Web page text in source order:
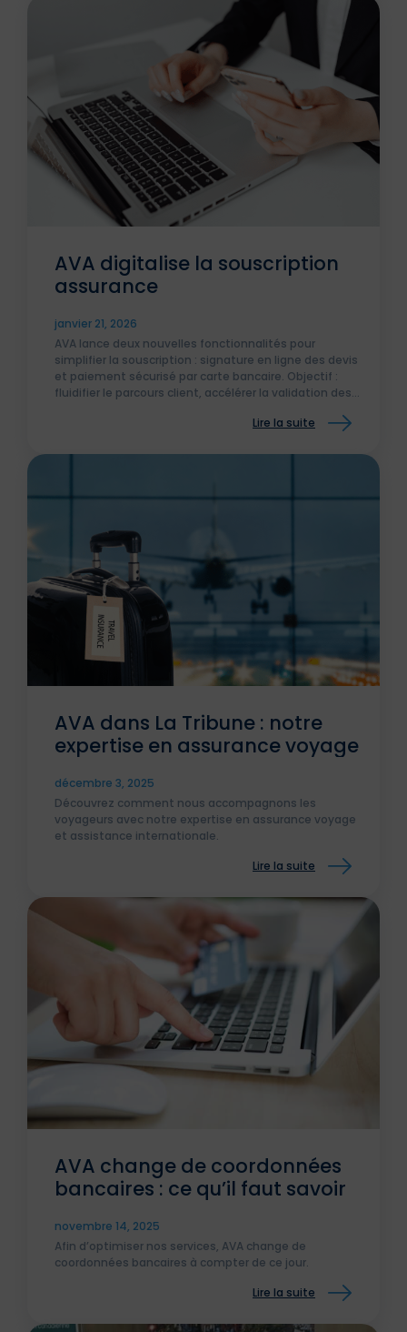
AVA digitalise la souscription
assurance
janvier 21, 2026
AVA lance deux nouvelles fonctionnalités pour
simplifier la souscription : signature en ligne des devis
et paiement sécurisé par carte bancaire. Objectif :
fluidifier le parcours client, accélérer la validation des
efficace aux assurés comme aux courtiers.
Lire la suite
AVA dans La Tribune : notre
expertise en assurance voyage
décembre 3, 2025
Découvrez comment nous accompagnons les
voyageurs avec notre expertise en assurance voyage
et assistance internationale.
Lire la suite
AVA change de coordonnées
bancaires : ce qu’il faut savoir
novembre 14, 2025
Afin d’optimiser nos services, AVA change de
coordonnées bancaires à compter de ce jour.
Lire la suite